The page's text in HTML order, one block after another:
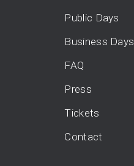
Public Days
Business Days
FAQ
Press
Tickets
Contact